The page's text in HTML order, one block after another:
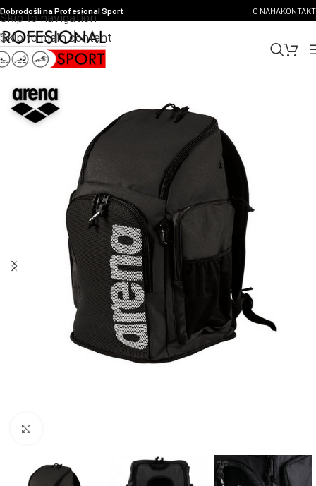
Skip to navigation
Skip to main content
Dobrodošli na Profesional Sport O NAMAKONTAKT